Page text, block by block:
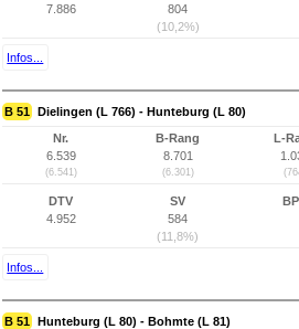
7.886
804
(10,2%)
Infos...
B 51 Dielingen (L 766) - Hunteburg (L 80)
Nr.
6.539
(6.541)
B-Rang
8.701
(6.301)
L-
DTV
4.952
SV
584
(11,8%)
Infos...
B 51 Hunteburg (L 80) - Bohmte (L 81)